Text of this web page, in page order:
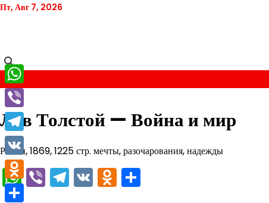
Перейти
Пт, Авг 7, 2026
Лев Толстой — Война и мир
Роман, 1869, 1225 стр. мечты, разочарования, надежды
WhatsApp
ViberTelegram
VKOdnoklassniki
WhatsApp
Viber
Telegram
VK
Odnoklassniki